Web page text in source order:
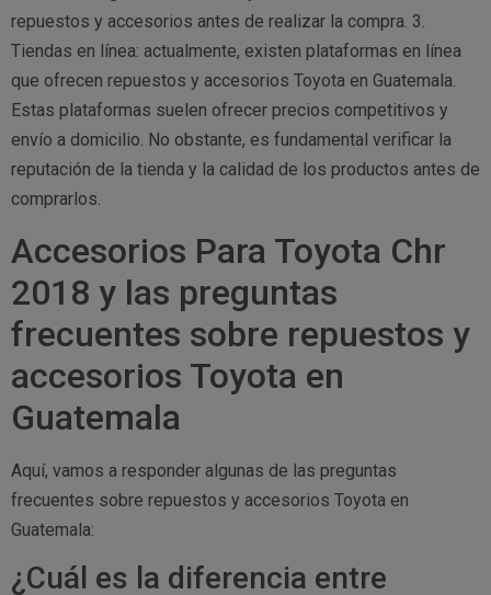
repuestos y accesorios antes de realizar la compra. 3.
Tiendas en línea: actualmente, existen plataformas en línea
que ofrecen repuestos y accesorios Toyota en Guatemala.
Estas plataformas suelen ofrecer precios competitivos y
envío a domicilio. No obstante, es fundamental verificar la
reputación de la tienda y la calidad de los productos antes de
comprarlos.
Accesorios Para Toyota Chr
2018 y las preguntas
frecuentes sobre repuestos y
accesorios Toyota en
Guatemala
Aquí, vamos a responder algunas de las preguntas
frecuentes sobre repuestos y accesorios Toyota en
Guatemala:
¿Cuál es la diferencia entre